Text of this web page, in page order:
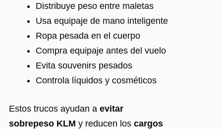
Distribuye peso entre maletas
Usa equipaje de mano inteligente
Ropa pesada en el cuerpo
Compra equipaje antes del vuelo
Evita souvenirs pesados
Controla líquidos y cosméticos
Estos trucos ayudan a evitar
sobrepeso KLM y reducen los cargos